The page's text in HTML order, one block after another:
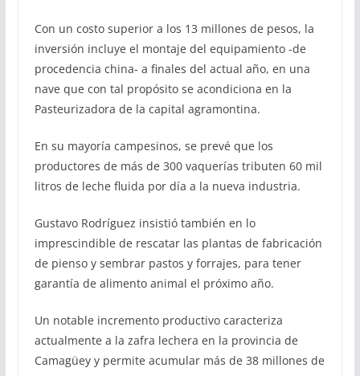
Con un costo superior a los 13 millones de pesos, la
inversión incluye el montaje del equipamiento -de
procedencia china- a finales del actual año, en una
nave que con tal propósito se acondiciona en la
Pasteurizadora de la capital agramontina.
En su mayoría campesinos, se prevé que los
productores de más de 300 vaquerías tributen 60 mil
litros de leche fluida por día a la nueva industria.
Gustavo Rodríguez insistió también en lo
imprescindible de rescatar las plantas de fabricación
de pienso y sembrar pastos y forrajes, para tener
garantía de alimento animal el próximo año.
Un notable incremento productivo caracteriza
actualmente a la zafra lechera en la provincia de
Camagüey y permite acumular más de 38 millones de